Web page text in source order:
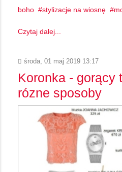
boho
stylizacje na wiosnę
Czytaj dalej...
środa, 01 maj 2019 13:17
Koronka - gorący
rózne sposoby